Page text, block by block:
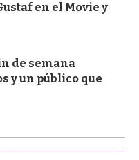
en el Movie y
de semana
y un público que